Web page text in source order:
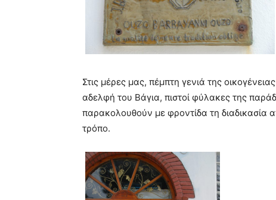
Στις μέρες μας, πέμπτη γενιά της
αδελφή του Βάγια, πιστοί φύλακες της
παρακολουθούν με φροντίδα τη διαδικασία
τρόπο.